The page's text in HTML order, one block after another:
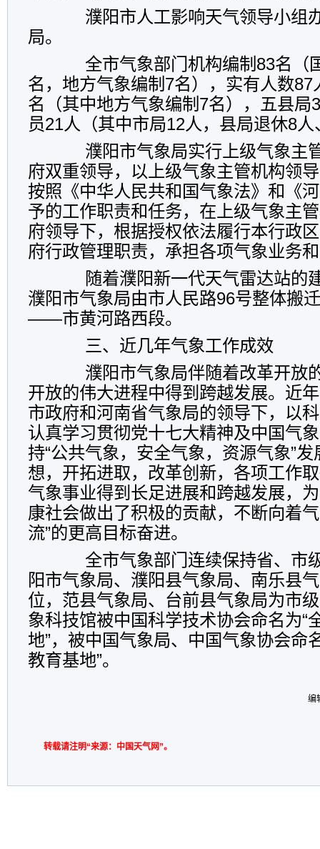
濮阳市人工影响天气领导小组
局。
全市气象部门机构编制83名（
名，地方气象编制7名），实有人数87
名（其中地方气象编制7名），五县局
员21人（其中市局12人，县局退休8
濮阳市气象局实行上级气象主
府双重领导，以上级气象主管机构领
按照《中华人民共和国气象法》和《
予的工作职责和任务，在上级气象主
府领导下，根据授权依法履行本行政
府行政管理职责，承担各项气象业务
随着濮阳新一代天气雷达站的
濮阳市气象局由市人民路96号整体搬
——市黄河路西段。
三、近几年气象工作成效
濮阳市气象局伴随着改革开放
开放的伟大进程中得到跨越发展。近
市政府和河南省气象局的领导下，以
认真学习贯彻党十七大精神及中国气
持“公共气象，安全气象，资源气象”
想，开拓进取，改革创新，各项工作
气象事业得到长足进展和跨越发展，
康社会做出了积极的贡献，不断向着
流”的更高目标奋进。
全市气象部门连续保持省、市
阳市气象局、濮阳县气象局、南乐县
位，范县气象局、台前县气象局为市
象科技馆被中国科学技术协会命名为“
地”，被中国气象局、中国气象协会命
教育基地”。
编
转载请注明“来源：中国天气网”。